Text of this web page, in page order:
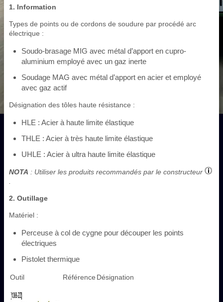
1. Information
Types de points ou de cordons de soudure par procédé arc
électrique :
Soudo-brasage MIG avec métal d’apport en cupro-
aluminium employé avec un gaz inerte
Soudage MAG avec métal d’apport en acier et employé
avec gaz actif
Désignation des tôles haute résistance :
HLE : Acier à haute limite élastique
THLE : Acier à très haute limite élastique
UHLE : Acier à ultra haute limite élastique
NOTA : Utiliser les produits recommandés par le constructeur
2. Outillage
Matériel :
Perceuse à col de cygne pour découper les points
électriques
Pistolet thermique
Outil Référence Désignation